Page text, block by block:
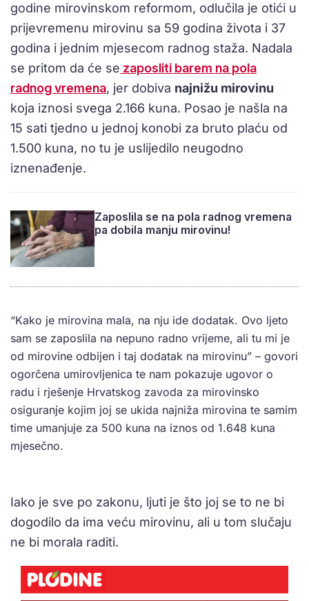
godine mirovinskom reformom, odlučila je otići u
prijevremenu mirovinu sa 59 godina života i 37
godina i jednim mjesecom radnog staža. Nadala
se pritom da će se zaposliti barem na pola
radnog vremena, jer dobiva najnižu mirovinu
koja iznosi svega 2.166 kuna. Posao je našla na
15 sati tjedno u jednoj konobi za bruto plaću od
1.500 kuna, no tu je uslijedilo neugodno
iznenađenje.
Zaposlila se na pola radnog vremena
pa dobila manju mirovinu!
“Kako je mirovina mala, na nju ide dodatak. Ovo ljeto
sam se zaposlila na nepuno radno vrijeme, ali tu mi je
od mirovine odbijen i taj dodatak na mirovinu” – govori
ogorčena umirovljenica te nam pokazuje ugovor o
radu i rješenje Hrvatskog zavoda za mirovinsko
osiguranje kojim joj se ukida najniža mirovina te samim
time umanjuje za 500 kuna na iznos od 1.648 kuna
mjesečno.
Iako je sve po zakonu, ljuti je što joj se to ne bi
dogodilo da ima veću mirovinu, ali u tom slučaju
ne bi morala raditi.